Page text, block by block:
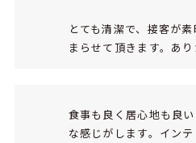
とても清潔で、接客が
まらせて頂きます。あ
食事も良く居心地も良
な感じがします。イン